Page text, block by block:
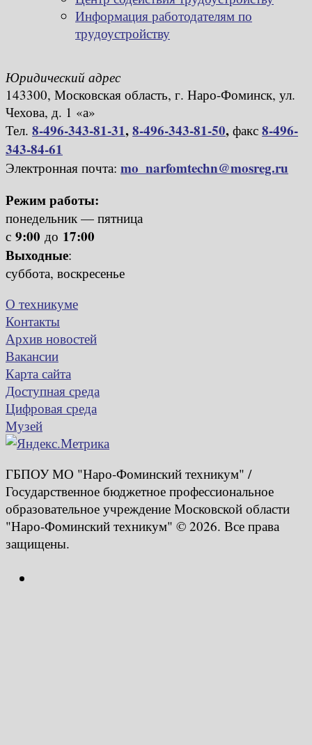
Информация работодателям по
трудоустройству
Юридический адрес
143300, Московская область, г. Наро-Фоминск, ул.
Чехова, д. 1 «а»
Тел. 8-496-343-81-31,8-496-343-81-50, факс 8-496-
343-84-61
Электронная почта: mo_narfomtechn@mosreg.ru
Режим работы:
понедельник — пятница
с 9:00 до 17:00
Выходные:
суббота, воскресенье
О техникуме
Контакты
Архив новостей
Вакансии
Карта сайта
Доступная среда
Цифровая среда
Музей
ГБПОУ МО "Наро-Фоминский техникум" /
Государственное бюджетное профессиональное
образовательное учреждение Московской области
"Наро-Фоминский техникум" © 2026. Все права
защищены.